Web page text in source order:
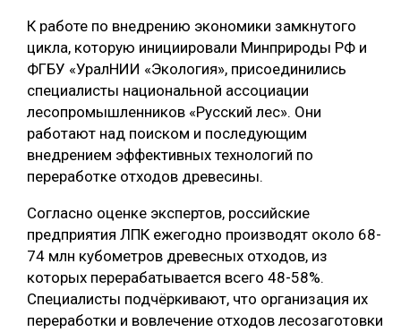
ЛОГИСТИКА
ПРОИЗВОДСТВО ДРЕВЕСНЫХ ПЛИТ
ЦБП
КОМПЛЕКСНАЯ ПЕРЕРАБОТКА
ДЕРЕВЯННОЕ ДОМОСТРОЕНИЕ
БЕЗОПАСНОЕ ПРОИЗВОДСТВО
СОРТИРОВКА ДРЕВЕСИНЫ
СУШКА ДРЕВЕСИНЫ
ПОДБОРКИ СТАТЕЙ
К работе по внедрению экономики замкнутого
цикла, которую инициировали Минприроды РФ и
ФГБУ «УралНИИ «Экология», присоединились
специалисты национальной ассоциации
лесопромышленников «Русский лес». Они
работают над поиском и последующим
внедрением эффективных технологий по
переработке отходов древесины.
Согласно оценке экспертов, российские
предприятия ЛПК ежегодно производят около 68-
74 млн кубометров древесных отходов, из
которых перерабатывается всего 48-58%.
Специалисты подчёркивают, что организация их
переработки и вовлечение отходов лесозаготовки